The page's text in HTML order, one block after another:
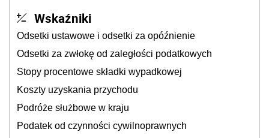
Wskaźniki
Odsetki ustawowe i odsetki za opóźnienie
Odsetki za zwłokę od zaległości podatkowych
Stopy procentowe składki wypadkowej
Koszty uzyskania przychodu
Podróże służbowe w kraju
Podatek od czynności cywilnoprawnych